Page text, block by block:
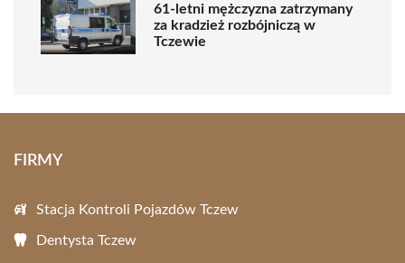
61-letni mężczyzna zatrzymany
za kradzież rozbójniczą w
Tczewie
FIRMY
Stacja Kontroli Pojazdów Tczew
Dentysta Tczew